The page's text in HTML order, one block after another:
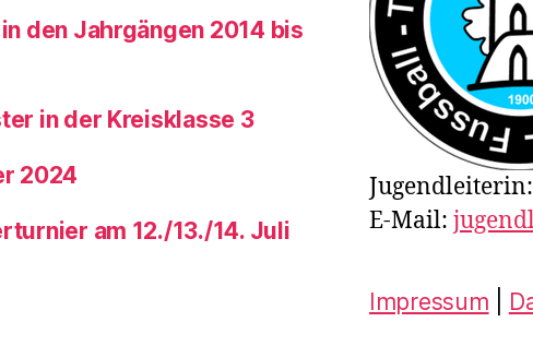
den Jahrgängen 2014 bis
in der Kreisklasse 3
2024
am 12./13./14. Juli
E-Mail:
Impressum